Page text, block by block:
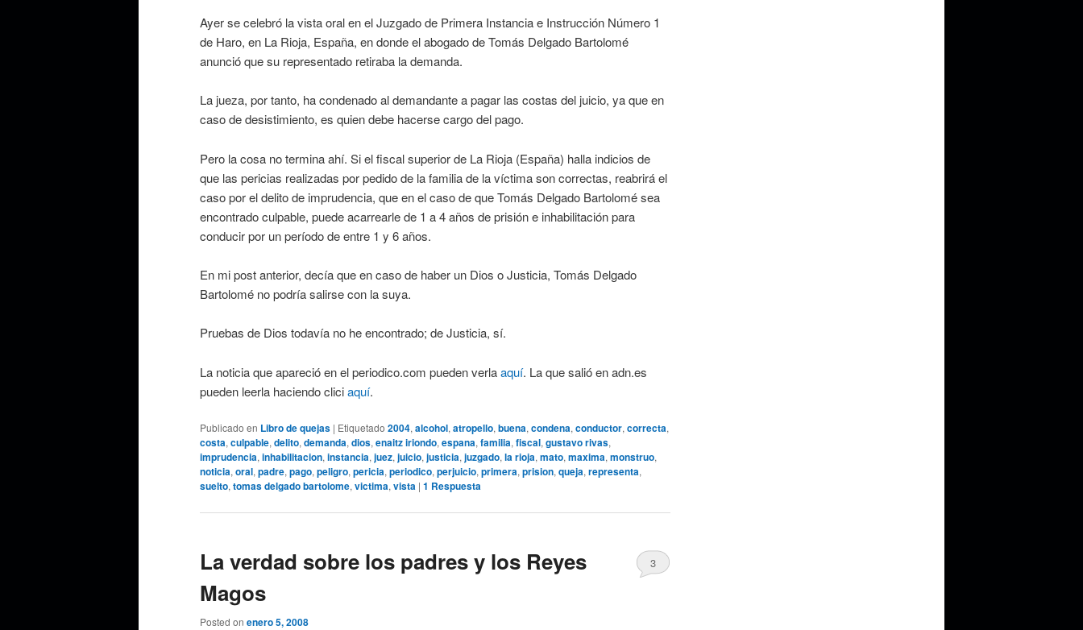
Ayer se celebró la vista oral en el Juzgado de Primera Instancia e Instrucción Número 1
de Haro, en La Rioja, España, en donde el abogado de Tomás Delgado Bartolomé
anunció que su representado retiraba la demanda.
La jueza, por tanto, ha condenado al demandante a pagar las costas del juicio, ya que en
caso de desistimiento, es quien debe hacerse cargo del pago.
Pero la cosa no termina ahí. Si el fiscal superior de La Rioja (España) halla indicios de
que las pericias realizadas por pedido de la familia de la víctima son correctas, reabrirá el
caso por el delito de imprudencia, que en el caso de que Tomás Delgado Bartolomé sea
encontrado culpable, puede acarrearle de 1 a 4 años de prisión e inhabilitación para
conducir por un período de entre 1 y 6 años.
En mi post anterior, decía que en caso de haber un Dios o Justicia, Tomás Delgado
Bartolomé no podría salirse con la suya.
Pruebas de Dios todavía no he encontrado; de Justicia, sí.
La noticia que apareció en el periodico.com pueden verlaaquí. La que salió en adn.es
pueden leerla haciendo cliciaquí.
Publicado en Libro de quejas | Etiquetado 2004, alcohol, atropello, buena, condena, conductor, correcta,
costa, culpable, delito, demanda, dios, enaitz iriondo, espana, familia, fiscal, gustavo rivas,
imprudencia, inhabilitacion, instancia, juez, juicio, justicia, juzgado, la rioja, mato, maxima, monstruo,
noticia, oral, padre, pago, peligro, pericia, periodico, perjuicio, primera, prision, queja, representa,
suelto, tomas delgado bartolome, victima, vista | 1 Respuesta
La verdad sobre los padres y los Reyes
Magos
Posted on enero 5, 2008
3